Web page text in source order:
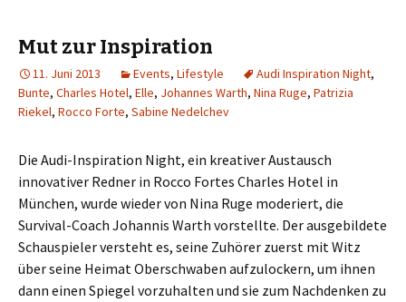
Mut zur Inspiration
11. Juni 2013 Events, Lifestyle Audi Inspiration Night,
Bunte, Charles Hotel, Elle, Johannes Warth, Nina Ruge, Patrizia
Riekel, Rocco Forte, Sabine Nedelchev
Die Audi-Inspiration Night, ein kreativer Austausch
innovativer Redner in Rocco Fortes Charles Hotel in
München, wurde wieder von Nina Ruge moderiert, die
Survival-Coach Johannis Warth vorstellte. Der ausgebildete
Schauspieler versteht es, seine Zuhörer zuerst mit Witz
über seine Heimat Oberschwaben aufzulockern, um ihnen
dann einen Spiegel vorzuhalten und sie zum Nachdenken zu